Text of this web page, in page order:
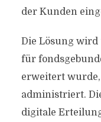
der Kunden
Die Lösung wird
für
erweitert
administriert.
digitale